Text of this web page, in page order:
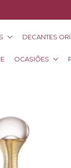
DECANTES
OCASIÕES